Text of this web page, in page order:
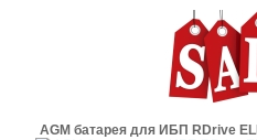
AGM батарея для ИБП RDrive